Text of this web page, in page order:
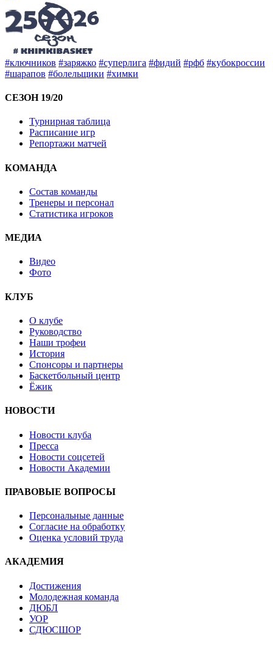
#ключников #заряжко #суперлига #фидий #рфб #кубокроссии
#шарапов #болельщики #химки
СЕЗОН 19/20
Турнирная таблица
Расписание игр
Репортажи матчей
КОМАНДА
Состав команды
Тренеры и персонал
Статистика игроков
МЕДИА
Видео
Фото
КЛУБ
О клубе
Руководство
Наши трофеи
История
Спонсоры и партнеры
Баскетбольный центр
Ёжик
НОВОСТИ
Новости клуба
Пресса
Новости соцсетей
Новости Академии
ПРАВОВЫЕ ВОПРОСЫ
Персональные данные
Согласие на обработку
Оценка условий труда
АКАДЕМИЯ
Достижения
Молодежная команда
ДЮБЛ
УОР
СДЮСШОР